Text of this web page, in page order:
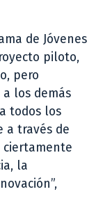
de Jóvenes
piloto,
pero
los demás
todos los
a través de
ciertamente
la